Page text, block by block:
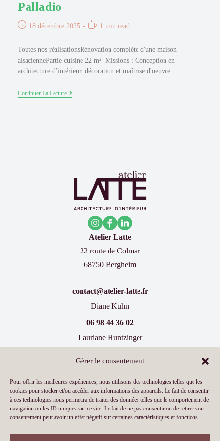
Gérer le consentement
Pour offrir les meilleures expériences, nous utilisons des technologies telles que les
cookies pour stocker et/ou accéder aux informations des appareils. Le fait de consentir
à ces technologies nous permettra de traiter des données telles que le comportement de
navigation ou les ID uniques sur ce site. Le fait de ne pas consentir ou de retirer son
consentement peut avoir un effet négatif sur certaines caractéristiques et fonctions.
Palladio
Publication
18 décembre 2025
Temps
lecture :
1 min read
Toutes nos réalisationsRénovation complète d'une maison
alsaciennePartie cuisine 22 m² Missions : Conception en
architecture d’intérieur, décoration et maîtrise d'oeuvre
Continuer La LecturePalladio
Atelier Latte
22 route de Colmar
68750 Bergheim
contact@atelier-latte.fr
Diane Kuhn
06 98 44 36 02
Lauriane Huntzinger